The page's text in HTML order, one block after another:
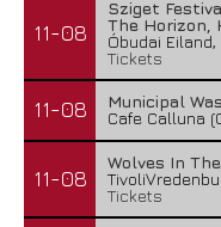
11-08
Sziget
The Horizon,
Óbudai
Tickets
11-08
Municipal
Cafe Calluna
11-08
Wolves In
Tickets